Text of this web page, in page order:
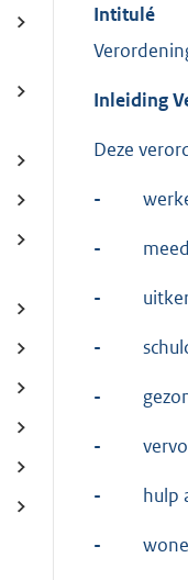
Intitulé
Inleiding
Deze
-
-
-
-
-
-
- hulp
-